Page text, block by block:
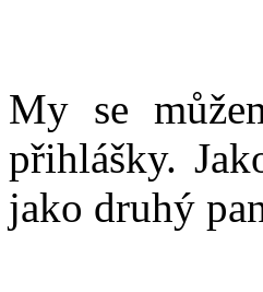
My se
přihlášky.
jako druhý